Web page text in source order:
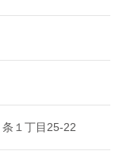
１丁目25-22